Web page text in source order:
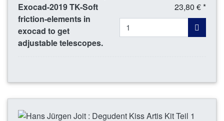
Exocad-2019 TK-Soft
friction-elements in
exocad to get
adjustable telescopes.
23,80 € *